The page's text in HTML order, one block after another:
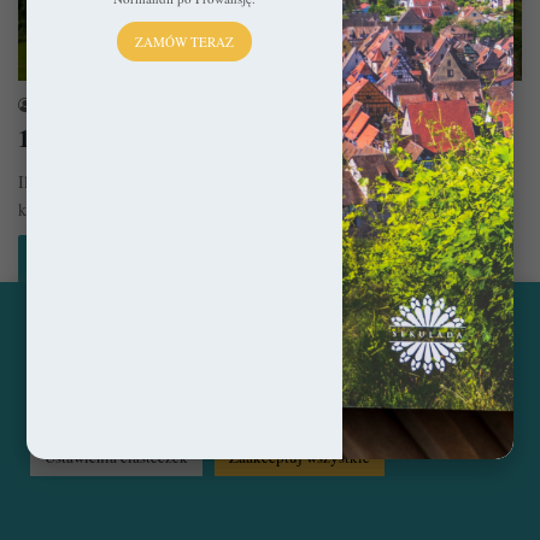
Francja
10 bajkowych miasteczek we Francji
Ilość pięknych miejsc we Francji jest wręcz zatrważająca i chyba w
każdej wiosce znajdzie się coś wartego uwagi. Oto wybór…
© Copyright 2014 - 2026, All Rights Reserved by sekulada.com
PinterestInstagram
Ta strona korzysta z ciasteczek, aby świadczyć usługi na
najwyższym poziomie. Klikając opcję "Zaakceptuj wszystkie"
zgadzasz się na użycie wszystkich ciasteczek. Możesz również
przejść do "Ustawień Ciasteczek", aby zgodzić się tylko na
Czytaj więcej...
Ustawienia ciasteczek Zaakceptuj wszystkie
ZAMÓW TERAZ